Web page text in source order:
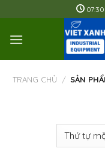
to
content
07:30
TRANG CHỦ / SẢN